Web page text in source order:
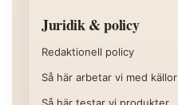
Juridik & policy
Redaktionell policy
Så här arbetar vi med källor